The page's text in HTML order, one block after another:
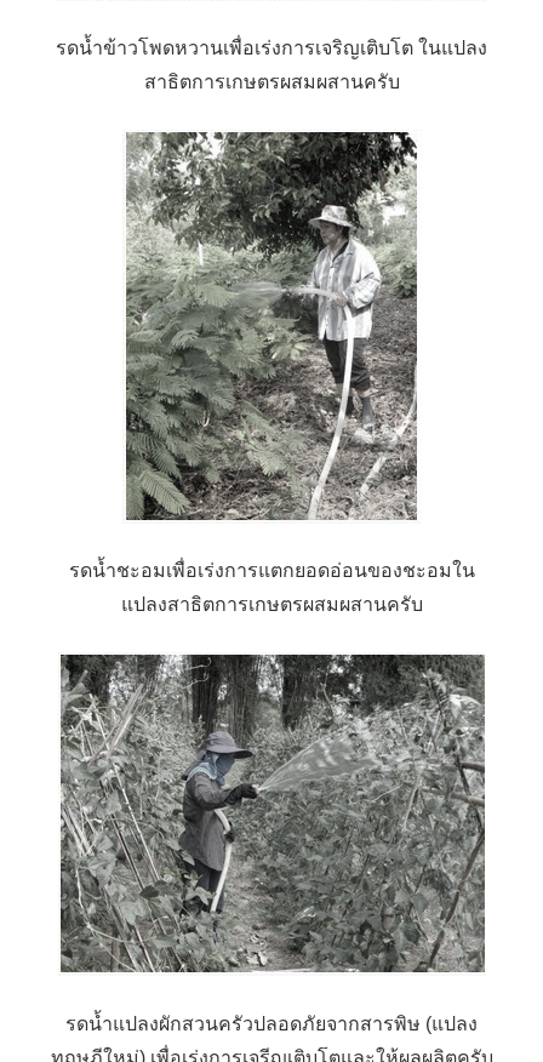
รดน้ำข้าวโพดหวานเพื่อเร่งการเจริญเติบโต ในแปลง
สาธิตการเกษตรผสมผสานครับ
รดน้ำชะอมเพื่อเร่งการแตกยอดอ่อนของชะอมใน
แปลงสาธิตการเกษตรผสมผสานครับ
รดน้ำแปลงผักสวนครัวปลอดภัยจากสารพิษ (แปลง
ทฤษฎีใหม่) เพื่อเร่งการเจรีญเติบโตและให้ผลผลิตครับ